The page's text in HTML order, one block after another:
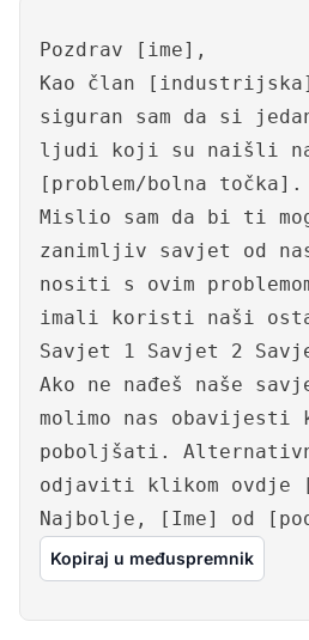
Pozdrav [ime],
Kao član
siguran sam da si
ljudi koji su naišli na
[problem/bolna točka].
Mislio sam da bi ti
zanimljiv savjet od
nositi s ovim
imali koristi naši
Savjet 1 Savjet 2
Ako ne nađeš naše
molimo nas obavijesti
poboljšati.
odjaviti klikom ovdje
Najbolje, [Ime] od
Kopiraj u međuspremnik